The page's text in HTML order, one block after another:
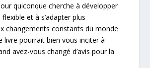
quiconque cherche à développer
et à s’adapter plus
changements constants du monde
livre pourrait bien vous inciter à
avez-vous changé d’avis pour la